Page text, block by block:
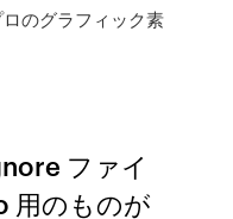
のグラフィック素
ファイ
用のものが